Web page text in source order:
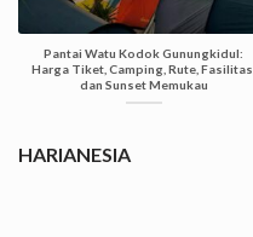
Pantai Watu Kodok Gunungkidul:
Harga Tiket, Camping, Rute, Fasilitas,
dan Sunset Memukau
HARIANESIA